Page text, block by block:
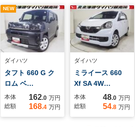
NEW
ダイハツ
タフト 660 G ク
ロム ベ…
本体 162.0 万円
総額
168.4 万円
ダイハツ
ミライース 660
Xf SA 4W…
本体 48.0 万円
総額
54.8 万円